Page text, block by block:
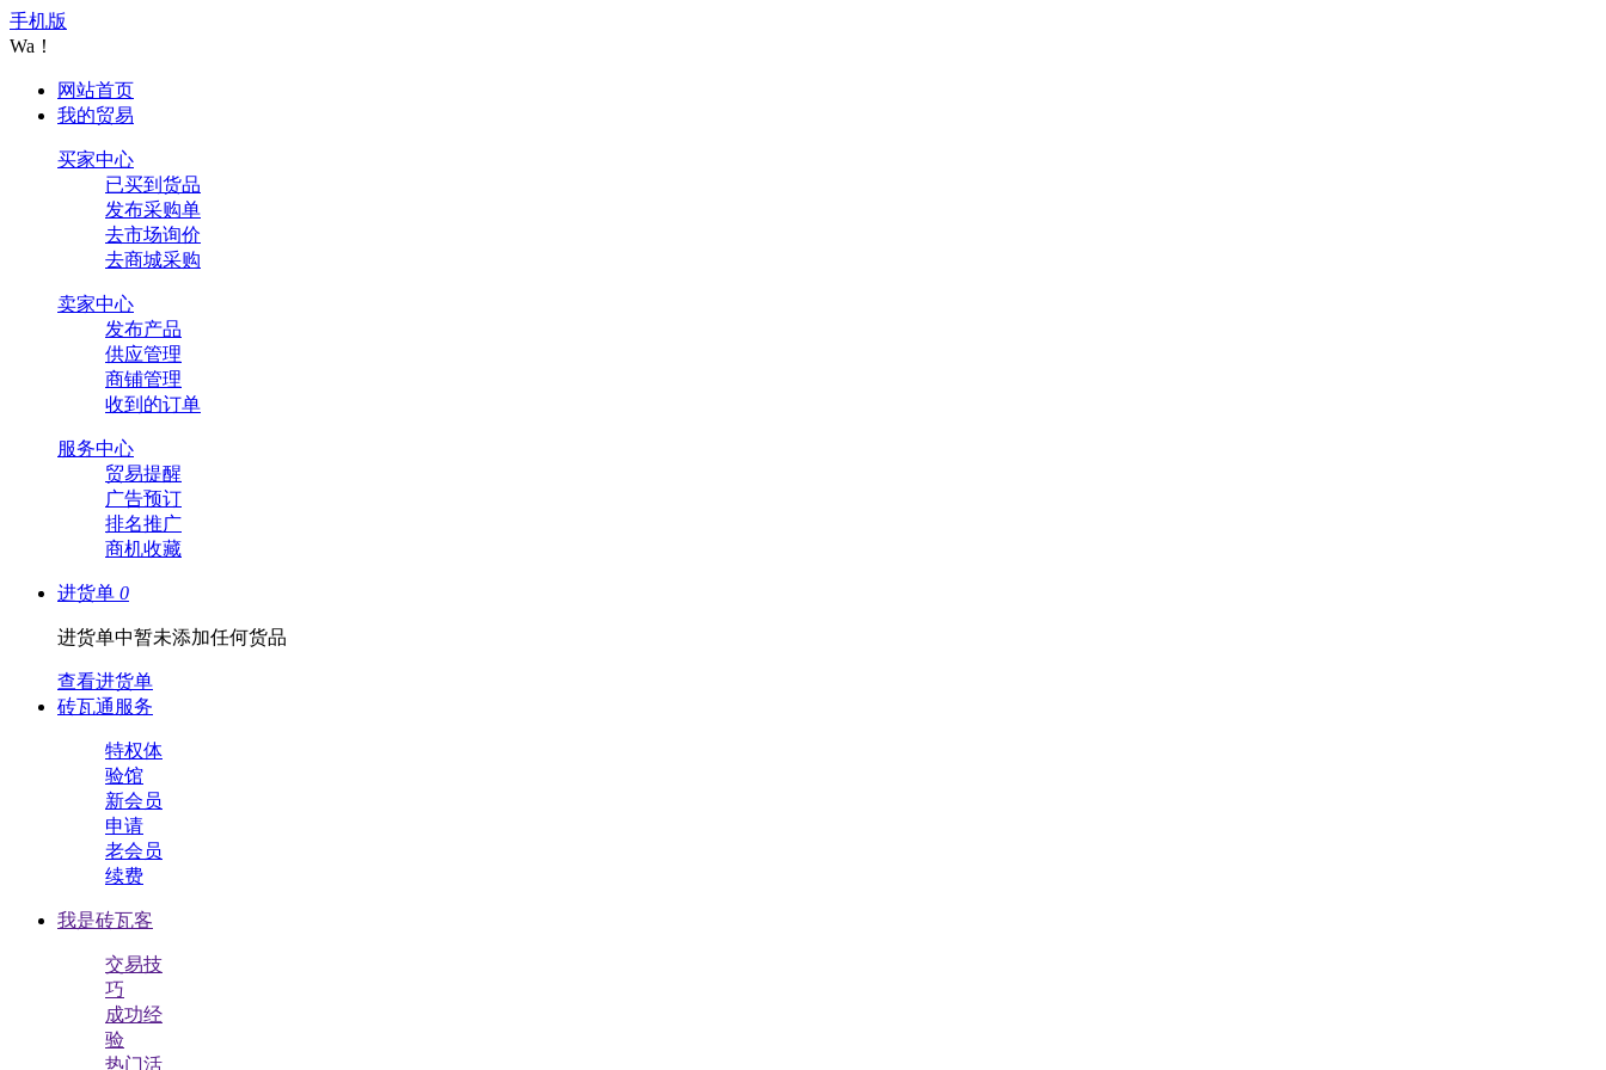
手机版
Wa！
网站首页
我的贸易
买家中心
已买到货品
发布采购单
去市场询价
去商城采购
卖家中心
发布产品
供应管理
商铺管理
收到的订单
服务中心
贸易提醒
广告预订
排名推广
商机收藏
进货单 0
进货单中暂未添加任何货品
查看进货单
砖瓦通服务
特权体
验馆
新会员
申请
老会员
续费
我是砖瓦客
交易技
巧
成功经
验
热门活